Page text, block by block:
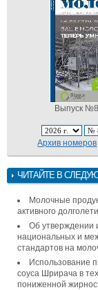
Выпуск №8
Архив номеров
ЧИТАЙТЕ В
Молочные
активного
Об утверждении
национальных и
стандартов на
Использование
соуса Шрирача в
пониженной